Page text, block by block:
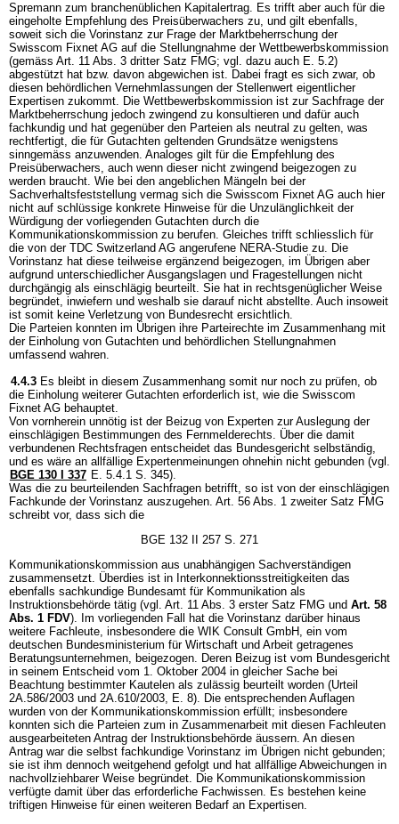
Spremann zum branchenüblichen Kapitalertrag. Es trifft aber auch für die
eingeholte Empfehlung des Preisüberwachers zu, und gilt ebenfalls,
soweit sich die Vorinstanz zur Frage der Marktbeherrschung der
Swisscom Fixnet AG auf die Stellungnahme der Wettbewerbskommission
(gemäss Art. 11 Abs. 3 dritter Satz FMG; vgl. dazu auch E. 5.2)
abgestützt hat bzw. davon abgewichen ist. Dabei fragt es sich zwar, ob
diesen behördlichen Vernehmlassungen der Stellenwert eigentlicher
Expertisen zukommt. Die Wettbewerbskommission ist zur Sachfrage der
Marktbeherrschung jedoch zwingend zu konsultieren und dafür auch
fachkundig und hat gegenüber den Parteien als neutral zu gelten, was
rechtfertigt, die für Gutachten geltenden Grundsätze wenigstens
sinngemäss anzuwenden. Analoges gilt für die Empfehlung des
Preisüberwachers, auch wenn dieser nicht zwingend beigezogen zu
werden braucht. Wie bei den angeblichen Mängeln bei der
Sachverhaltsfeststellung vermag sich die Swisscom Fixnet AG auch hier
nicht auf schlüssige konkrete Hinweise für die Unzulänglichkeit der
Würdigung der vorliegenden Gutachten durch die
Kommunikationskommission zu berufen. Gleiches trifft schliesslich für
die von der TDC Switzerland AG angerufene NERA-Studie zu. Die
Vorinstanz hat diese teilweise ergänzend beigezogen, im Übrigen aber
aufgrund unterschiedlicher Ausgangslagen und Fragestellungen nicht
durchgängig als einschlägig beurteilt. Sie hat in rechtsgenüglicher Weise
begründet, inwiefern und weshalb sie darauf nicht abstellte. Auch insoweit
ist somit keine Verletzung von Bundesrecht ersichtlich.
Die Parteien konnten im Übrigen ihre Parteirechte im Zusammenhang mit
der Einholung von Gutachten und behördlichen Stellungnahmen
umfassend wahren.
4.4.3 Es bleibt in diesem Zusammenhang somit nur noch zu prüfen, ob
die Einholung weiterer Gutachten erforderlich ist, wie die Swisscom
Fixnet AG behauptet.
Von vornherein unnötig ist der Beizug von Experten zur Auslegung der
einschlägigen Bestimmungen des Fernmelderechts. Über die damit
verbundenen Rechtsfragen entscheidet das Bundesgericht selbständig,
und es wäre an allfällige Expertenmeinungen ohnehin nicht gebunden (vgl.
BGE 130 I 337 E. 5.4.1 S. 345).
Was die zu beurteilenden Sachfragen betrifft, so ist von der einschlägigen
Fachkunde der Vorinstanz auszugehen. Art. 56 Abs. 1 zweiter Satz FMG
schreibt vor, dass sich die
BGE 132 II 257 S. 271
Kommunikationskommission aus unabhängigen Sachverständigen
zusammensetzt. Überdies ist in Interkonnektionsstreitigkeiten das
ebenfalls sachkundige Bundesamt für Kommunikation als
Instruktionsbehörde tätig (vgl. Art. 11 Abs. 3 erster Satz FMG und Art. 58
Abs. 1 FDV). Im vorliegenden Fall hat die Vorinstanz darüber hinaus
weitere Fachleute, insbesondere die WIK Consult GmbH, ein vom
deutschen Bundesministerium für Wirtschaft und Arbeit getragenes
Beratungsunternehmen, beigezogen. Deren Beizug ist vom Bundesgericht
in seinem Entscheid vom 1. Oktober 2004 in gleicher Sache bei
Beachtung bestimmter Kautelen als zulässig beurteilt worden (Urteil
2A.586/2003 und 2A.610/2003, E. 8). Die entsprechenden Auflagen
wurden von der Kommunikationskommission erfüllt; insbesondere
konnten sich die Parteien zum in Zusammenarbeit mit diesen Fachleuten
ausgearbeiteten Antrag der Instruktionsbehörde äussern. An diesen
Antrag war die selbst fachkundige Vorinstanz im Übrigen nicht gebunden;
sie ist ihm dennoch weitgehend gefolgt und hat allfällige Abweichungen in
nachvollziehbarer Weise begründet. Die Kommunikationskommission
verfügte damit über das erforderliche Fachwissen. Es bestehen keine
triftigen Hinweise für einen weiteren Bedarf an Expertisen.